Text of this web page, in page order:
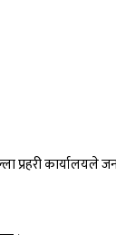
प्रहरी कार्यालयले